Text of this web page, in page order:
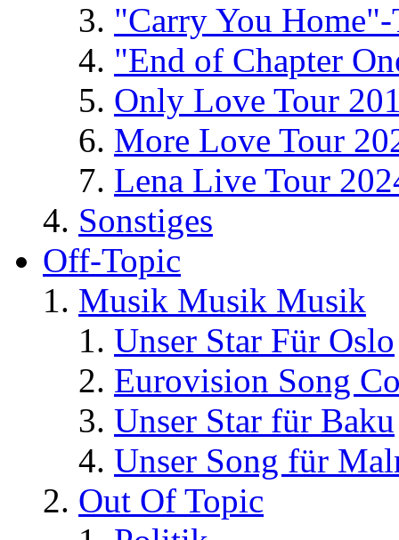
"Carry You
"End of Chapter
Only Love Tour
More Love Tour
Lena Live Tour
Sonstiges
Off-Topic
Musik Musik Musik
Unser Star Für Oslo
Eurovision Song
Unser Star für Baku
Unser Song für
Out Of Topic